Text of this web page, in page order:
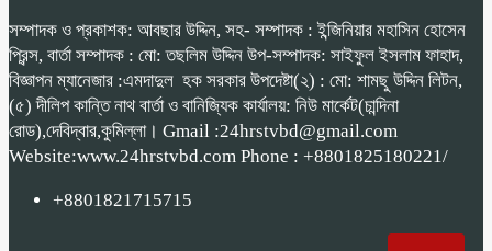
সম্পাদক ও প্রকাশক: আবছার উদ্দিন, সহ- সম্পাদক : ইন্জিনিয়ার মহাসিন হোসেন
প্রিন্স, বার্তা সম্পাদক : মো: তছলিম উদ্দিন উপ-সম্পাদক: সাইফুল ইসলাম ফাহাদ,
বিজ্ঞাপন ম্যানেজার :এমদাদুল হক সরকার উপদেষ্টা(২) : মো: শামছু উদ্দিন লিটন,
(৫) দীলিপ কান্তি নাথ বার্তা ও বানিজ্যিক কার্যালয়: নিউ মার্কেট(চান্দিনা
রোড),দেবিদ্বার,কুমিল্লা। Gmail :24hrstvbd@gmail.com
Website:www.24hrstvbd.com Phone : +8801825180221/
+8801821715715